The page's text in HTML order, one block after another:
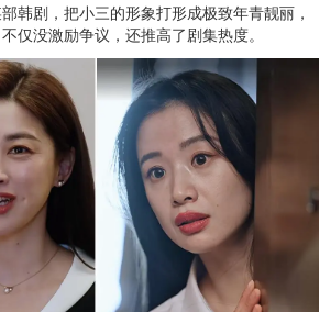
韩剧，把小三的形象打形成极致年青靓丽，
仅没激励争议，还推高了剧集热度。